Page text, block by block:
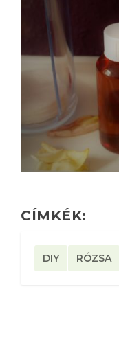
CÍMKÉK:
DIY RÓZSA